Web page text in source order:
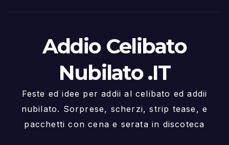
Addio Celibato
Nubilato .IT
Feste ed idee per addii al celibato ed addii
nubilato. Sorprese, scherzi, strip tease, e
pacchetti con cena e serata in discoteca